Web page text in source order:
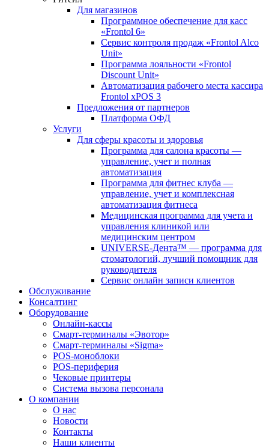
Для магазинов
Программное обеспечение для касс
«Frontol 6»
Сервис контроля продаж «Frontol Alco
Unit»
Программа лояльности «Frontol
Discount Unit»
Автоматизация рабочего места кассира
Frontol xPOS 3
Предложения от партнеров
Платформа ОФД
Услуги
Для сферы красоты и здоровья
Программа для салона красоты —
управление, учет и полная
автоматизация
Программа для фитнес клуба —
управление, учет и комплексная
автоматизация фитнеса
Медицинская программа для учета и
управления клиникой или
медицинским центром
UNIVERSE-Дента™ — программа для
стоматологий, лучший помощник для
руководителя
Сервис онлайн записи клиентов
Обслуживание
Консалтинг
Оборудование
Онлайн-кассы
Смарт-терминалы «Эвотор»
Смарт-терминалы «Sigma»
POS-моноблоки
POS-периферия
Чековые принтеры
Система вызова персонала
О компании
О нас
Новости
Контакты
Наши клиенты